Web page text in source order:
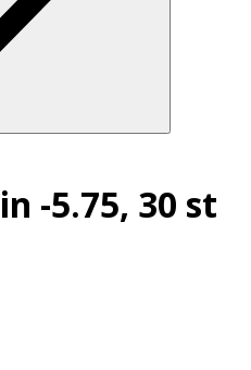
-5.75, 30 st